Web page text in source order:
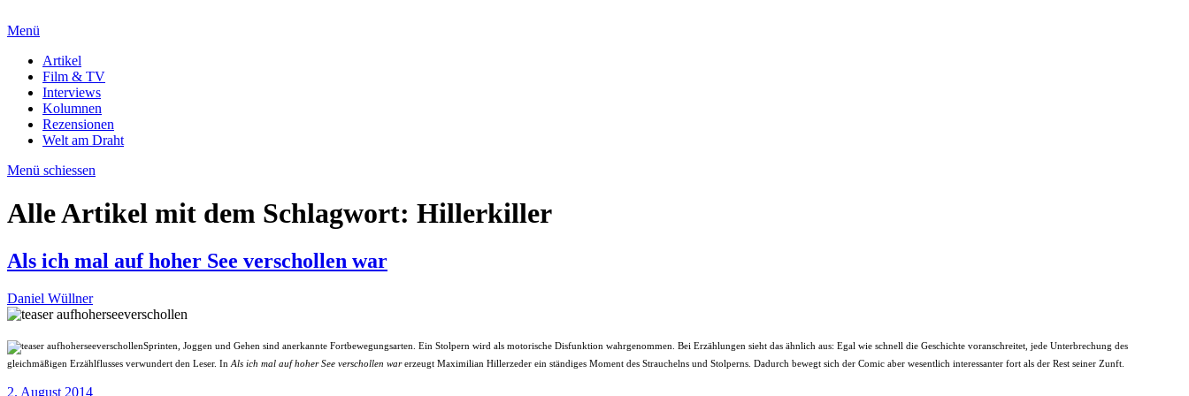
Menü
Artikel
Film & TV
Interviews
Kolumnen
Rezensionen
Welt am Draht
Menü schiessen
Alle Artikel mit dem Schlagwort: Hillerkiller
Als ich mal auf hoher See verschollen war
Daniel Wüllner
Sprinten, Joggen und Gehen sind anerkannte Fortbewegungsarten. Ein Stolpern wird als motorische Disfunktion wahrgenommen. Bei Erzählungen sieht das ähnlich aus: Egal wie schnell die Geschichte voranschreitet, jede Unterbrechung des
gleichmäßigen Erzählflusses verwundert den Leser. In Als ich mal auf hoher See verschollen warerzeugt Maximilian Hillerzeder ein ständiges Moment des Strauchelns und Stolperns. Dadurch bewegt sich der Comic aber wesentlich interessanter fort als der Rest seiner Zunft.
2. August 2014